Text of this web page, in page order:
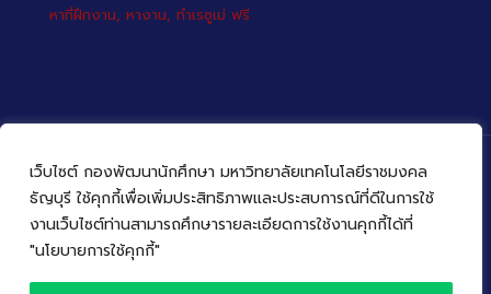
เว็บไซต์ กองพัฒนานักศึกษา มหาวิทยาลัยเทคโนโลยีราชมงคล
ธัญบุรี ใช้คุกกี้เพื่อเพิ่มประสิทธิภาพและประสบการณ์ที่ดีในการใช้
งานเว็บไซต์ท่านสามารถศึกษารายละเอียดการใช้งานคุกกี้ได้ที่
"นโยบายการใช้คุกกี้"
หาที่ฝึกงาน, หางาน, ทำเรซูเม่ ฟรี
© 2022 กองพัฒนานักศึกษา มหาวิทยาลัยเทคโนโลยีราชมงคล